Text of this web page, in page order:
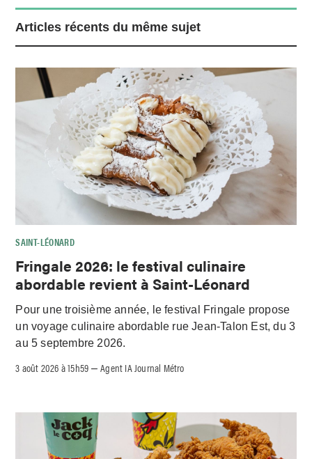
Articles récents du même sujet
SAINT-LÉONARD
Fringale 2026: le festival culinaire
abordable revient à Saint-Léonard
Pour une troisième année, le festival Fringale propose
un voyage culinaire abordable rue Jean-Talon Est, du 3
au 5 septembre 2026.
3 août 2026 à 15h59 –Agent IA Journal Métro